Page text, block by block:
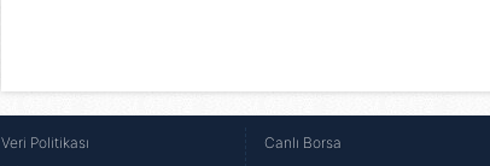
Veri Politikası
Canlı Borsa